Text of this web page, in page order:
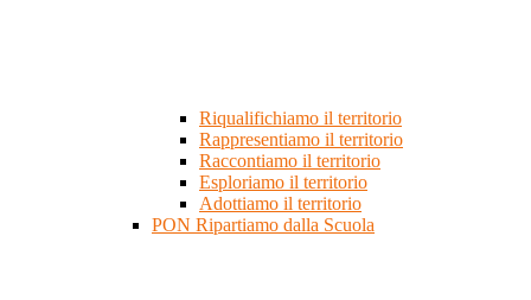
Riqualifichiamo il territorio
Rappresentiamo il territorio
Raccontiamo il territorio
Esploriamo il territorio
Adottiamo il territorio
PON Ripartiamo dalla Scuola